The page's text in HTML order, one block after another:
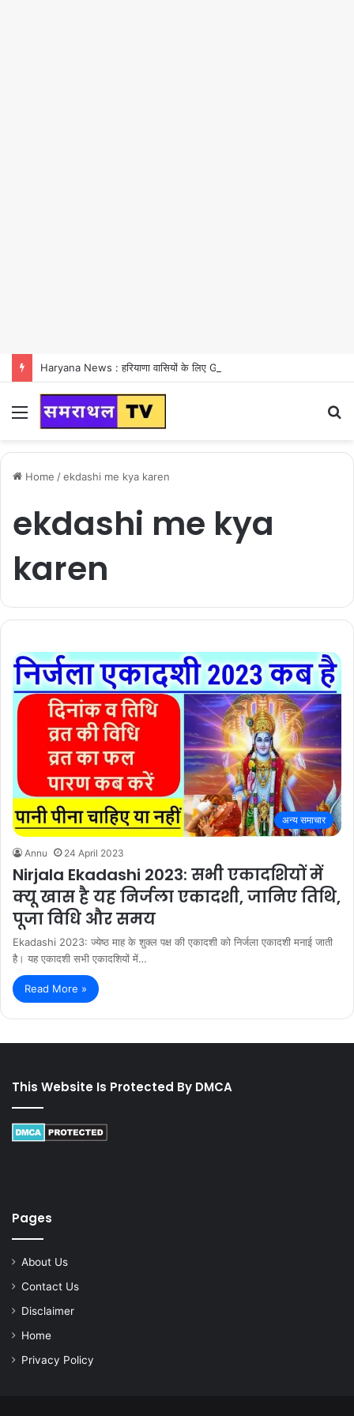
Menu
Home /ekdashi me kya karen
ekdashi me kya
karen
अन्य समाचार
Annu 24 April 2023
Nirjala Ekadashi 2023: सभी एकादशियों में
क्यू खास है यह निर्जला एकादशी, जानिए तिथि,
पूजा विधि और समय
Ekadashi 2023: ज्येष्ठ माह के शुक्ल पक्ष की एकादशी को निर्जला एकादशी मनाई जाती
है। यह एकादशी सभी एकादशियों में…
Read More »
This Website Is Protected By DMCA
Pages
About Us
Contact Us
Disclaimer
Home
Privacy Policy